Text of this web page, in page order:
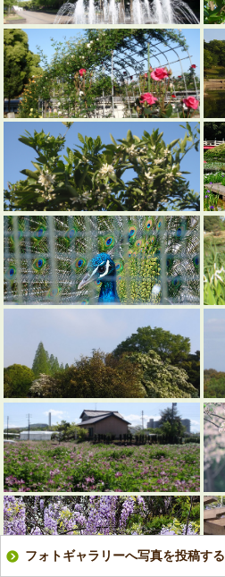
フォトギャラリーへ写真を投稿する